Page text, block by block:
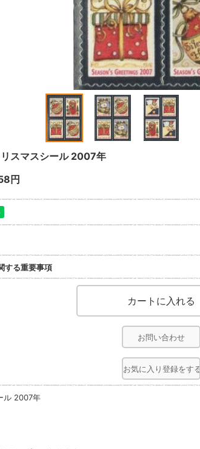
スマスシール 2007年
円
する重要事項
お問い合わせ
お気に入り登録をする
ル 2007年